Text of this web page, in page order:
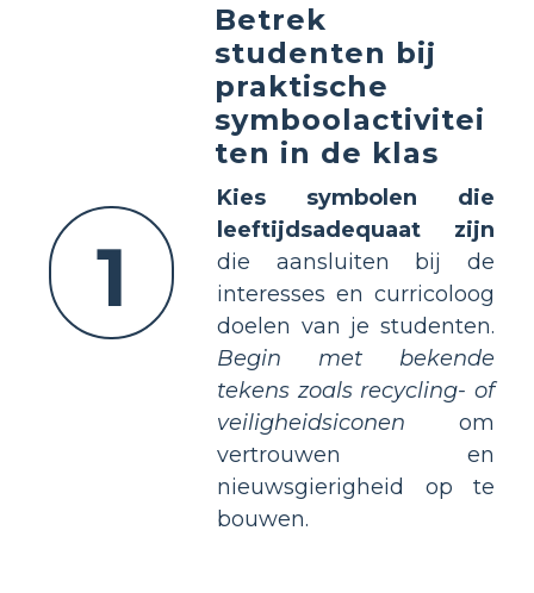
1
Betrek
studenten bij
praktische
symboolactivitei
ten in de klas
Kies symbolen die
leeftijdsadequaat zijn
die aansluiten bij de
interesses en curricoloog
doelen van je studenten.
Begin met bekende
tekens zoals recycling- of
veiligheidsiconen om
vertrouwen en
nieuwsgierigheid op te
bouwen.